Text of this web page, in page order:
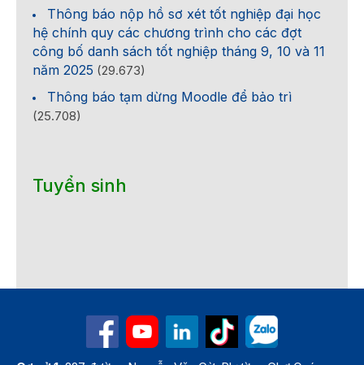
Thông báo nộp hồ sơ xét tốt nghiệp đại học
hệ chính quy các chương trình cho các đợt
công bố danh sách tốt nghiệp tháng 9, 10 và 11
năm 2025 (29.673)
Thông báo tạm dừng Moodle để bảo trì
(25.708)
Tuyển sinh